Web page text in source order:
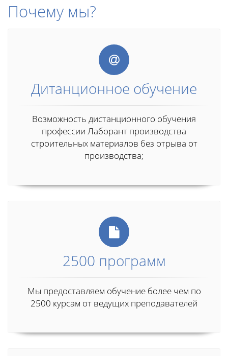
Почему мы?
Дитанционное обучение
Возможность дистанционного обучения
профессии Лаборант производства
строительных материалов без отрыва от
производства;
2500 программ
Мы предоставляем обучение более чем по
2500 курсам от ведущих преподавателей